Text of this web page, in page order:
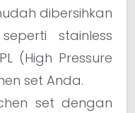
dibersihkan
stainless
(High Pressure
set Anda.
set dengan